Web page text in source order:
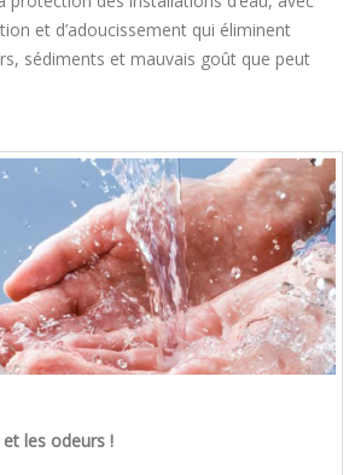
et d’adoucissement qui éliminent
sédiments et mauvais goût que peut
les odeurs !